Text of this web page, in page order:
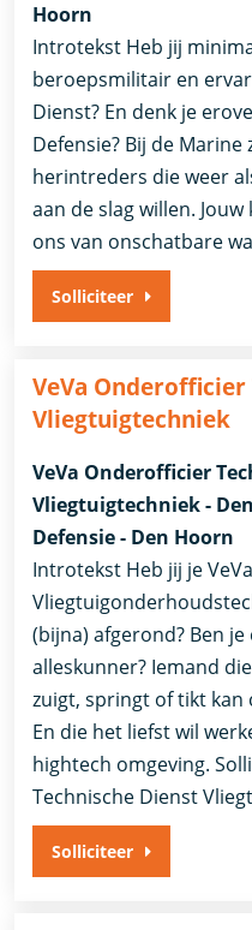
Hoorn
Introtekst Heb jij
beroepsmilitair en
Dienst? En denk je
Defensie? Bij de
herintreders die weer
aan de slag willen.
ons van onschatbare
Solliciteer
VeVa
Vliegtuigtechniek
VeVa Onderofficier
Vliegtuigtechniek -
Defensie - Den Hoorn
Introtekst Heb jij je
(bijna) afgerond? Ben
alleskunner? Iemand
zuigt, springt of tikt
En die het liefst wil
hightech omgeving.
Technische Dienst
Solliciteer